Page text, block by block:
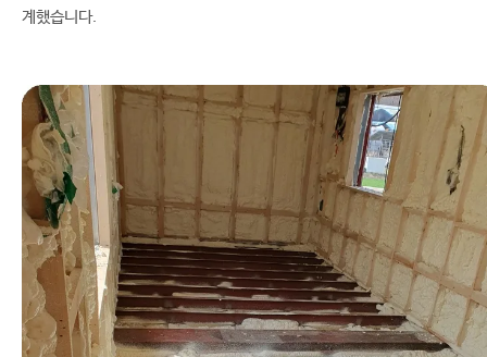
계했습니다.